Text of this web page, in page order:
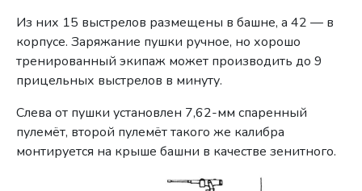
Из них 15 выстрелов размещены в башне, а 42 — в
корпусе. Заряжание пушки ручное, но хорошо
тренированный экипаж может производить до 9
прицельных выстрелов в минуту.
Слева от пушки установлен 7,62-мм спаренный
пулемёт, второй пулемёт такого же калибра
монтируется на крыше башни в качестве зенитного.